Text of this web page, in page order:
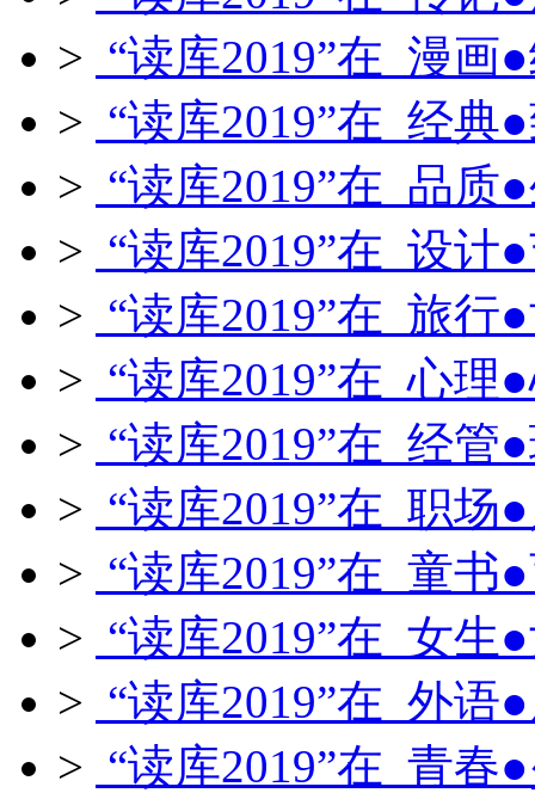
> “读库2019”在 漫画
> “读库2019”在 经典
> “读库2019”在 品质
> “读库2019”在 设计
> “读库2019”在 旅行
> “读库2019”在 心理
> “读库2019”在 经管
> “读库2019”在 职场
> “读库2019”在 童书
> “读库2019”在 女生
> “读库2019”在 外语
> “读库2019”在 青春